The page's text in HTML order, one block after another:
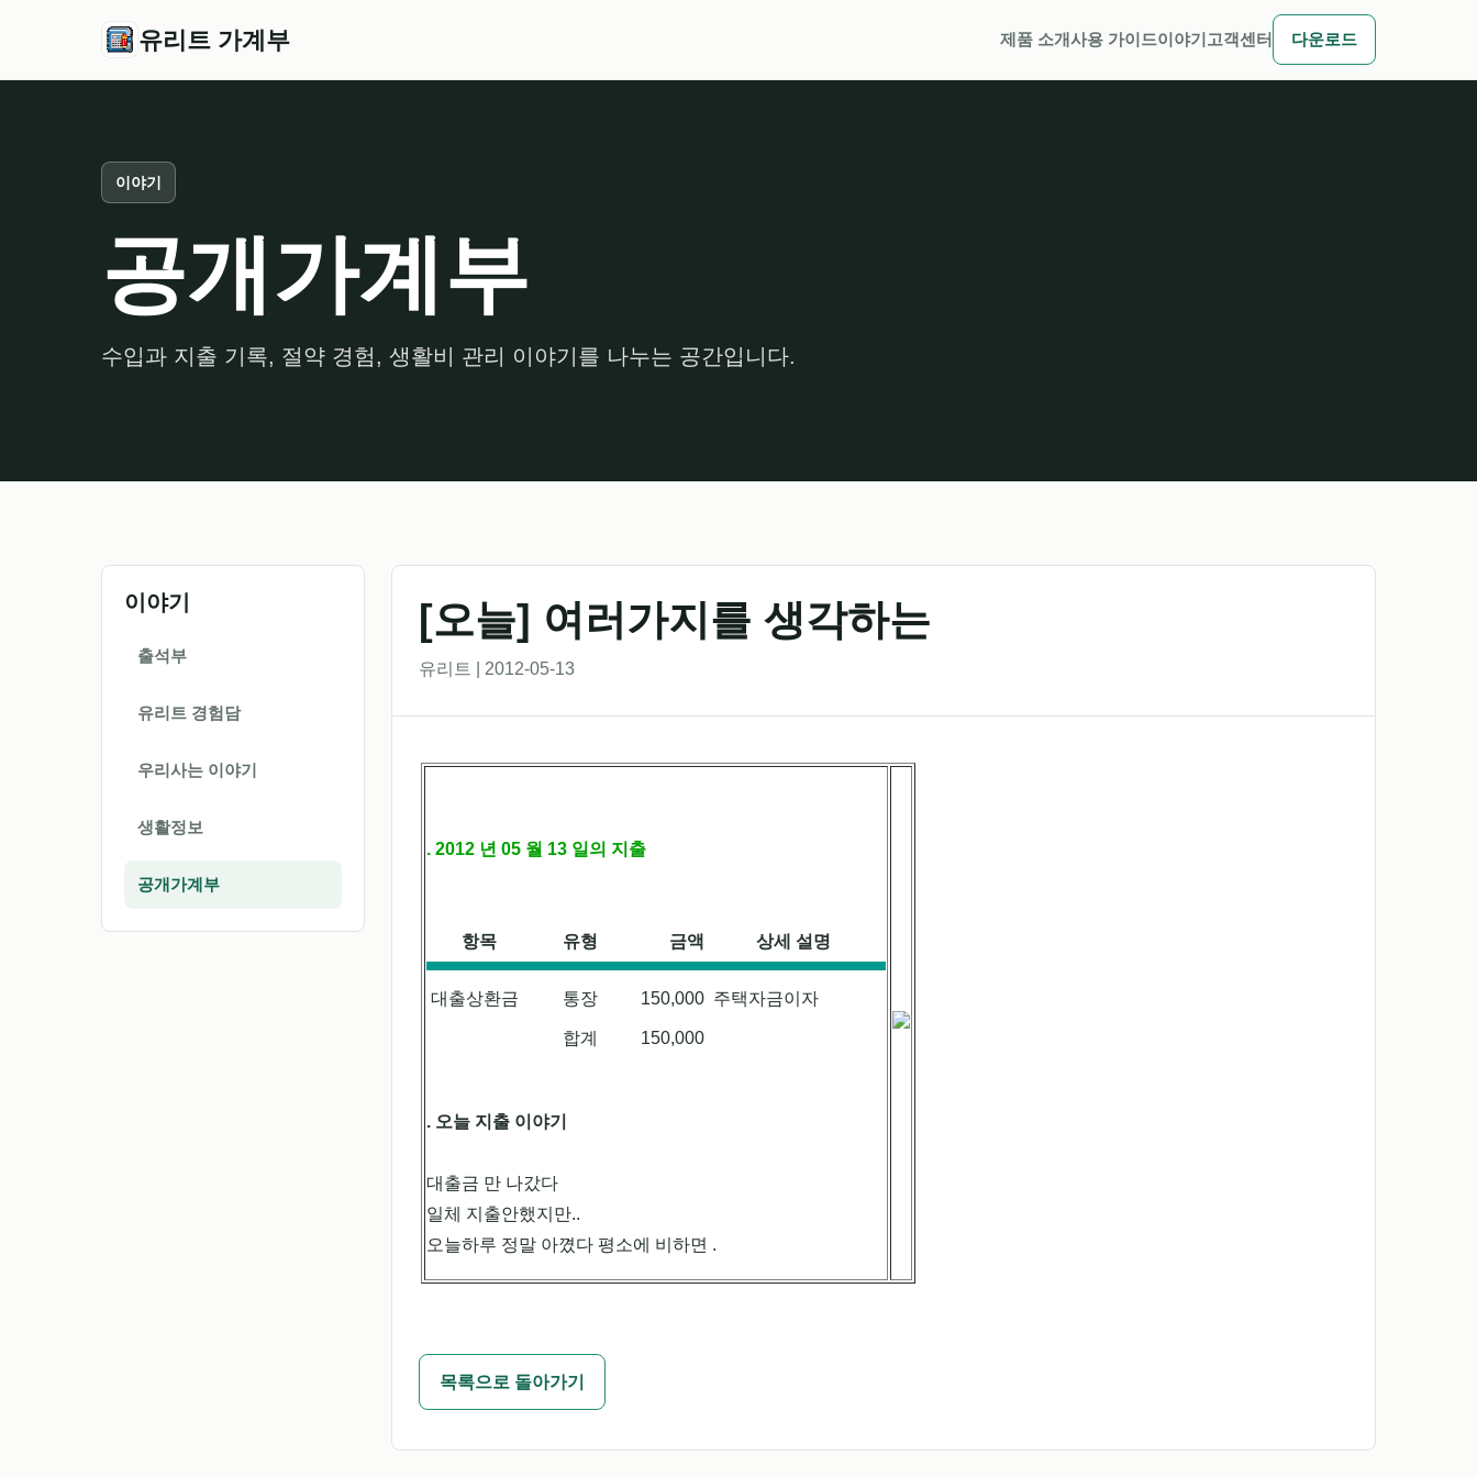
유리트 가계부 제품 소개사용 가이드이야기 고객센터 다운로드
이야기
공개가계부
수입과 지출 기록, 절약 경험, 생활비 관리 이야기를 나누는 공간입니다.
이야기
출석부
유리트 경험담
우리사는 이야기
생활정보
공개가계부
[오늘] 여러가지를 생각하는
유리트 | 2012-05-13
. 2012 년 05 월 13 일의 지출
항목 유형 금액 상세 설명
대출상환금 통장 150,000 주택자금이자
합계 150,000
. 오늘 지출 이야기
대출금 만 나갔다
일체 지출안했지만..
오늘하루 정말 아꼈다 평소에 비하면 .
목록으로 돌아가기